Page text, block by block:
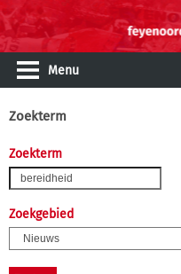
Menu
Zoekterm
Zoekterm
Zoekgebied